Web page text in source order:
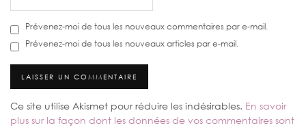
Prévenez-moi de tous les nouveaux commentaires par e-mail.
Prévenez-moi de tous les nouveaux articles par e-mail.
Ce site utilise Akismet pour réduire les indésirables. En savoir
plus sur la façon dont les données de vos commentaires sont